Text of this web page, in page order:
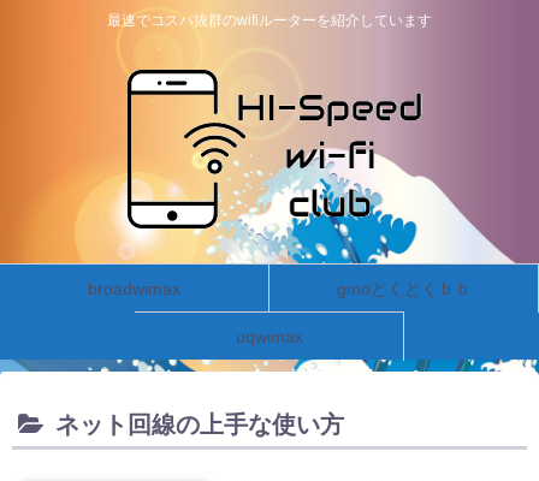
最速でコスパ抜群のwifiルーターを紹介しています
broadwimax gmoとくとくｂｂ
uqwimax
ネット回線の上手な使い方